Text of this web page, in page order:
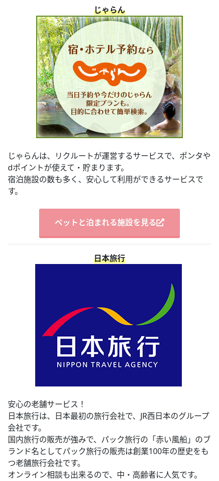
じゃらん
じゃらんは、リクルートが運営するサービスで、ポンタや
dポイントが使えて・貯まります。
宿泊施設の数も多く、安心して利用ができるサービスで
す。
ペットと泊まれる施設を見る
日本旅行
安心の老舗サービス！
日本旅行は、日本最初の旅行会社で、JR西日本のグループ
会社です。
国内旅行の販売が強みで、パック旅行の「赤い風船」のブ
ランド名としてパック旅行の販売は創業100年の歴史をも
つ老舗旅行会社です。
オンライン相談も出来るので、中・高齢者に人気です。